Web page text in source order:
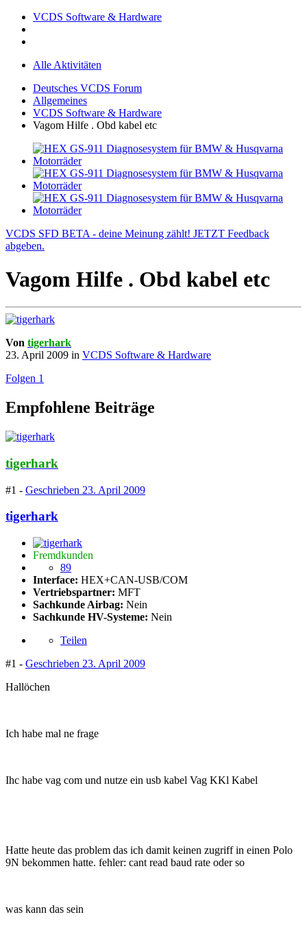
VCDS Software & Hardware
Alle Aktivitäten
Deutsches VCDS Forum
Allgemeines
VCDS Software & Hardware
Vagom Hilfe . Obd kabel etc
VCDS SFD BETA - deine Meinung zählt! JETZT Feedback
abgeben.
Vagom Hilfe . Obd kabel etc
Von tigerhark
23. April 2009 in VCDS Software & Hardware
Folgen 1
Empfohlene Beiträge
tigerhark
#1 - Geschrieben 23. April 2009
tigerhark
Fremdkunden
89
Interface: HEX+CAN-USB/COM
Vertriebspartner: MFT
Sachkunde Airbag: Nein
Sachkunde HV-Systeme: Nein
Teilen
#1 - Geschrieben 23. April 2009
Hallöchen
Ich habe mal ne frage
Ihc habe vag com und nutze ein usb kabel Vag KKl Kabel
Hatte heute das problem das ich damit keinen zugriff in einen Polo
9N bekommen hatte. fehler: cant read baud rate oder so
was kann das sein